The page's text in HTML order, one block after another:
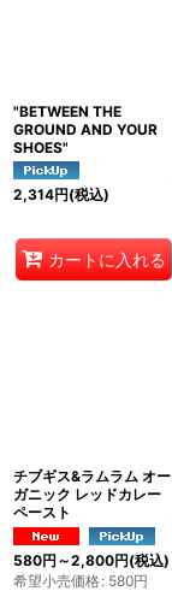
"BETWEEN THE
GROUND AND YOUR
SHOES"
2,314円(税込)
カートに入れる
チブギス&ラムラム オー
ガニック レッドカレー
ペースト
580円 ～2,800円(税込)
希望小売価格: 580円